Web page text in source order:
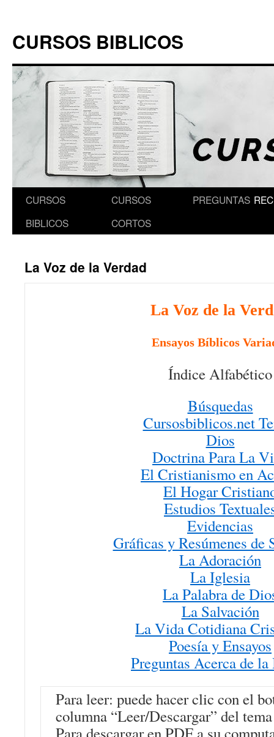
content
CURSOS BIBLICOS
CURSOS
BIBLICOS
CURSOS
CORTOS
PREGUNTAS
La Voz de la Verdad
La Voz de la
Ensayos Bíblicos
Índice Alfabético
Búsquedas
Cursosbiblicos.net
Dios
Doctrina Para La
El Cristianismo en
El Hogar
Estudios
Evidencias
Gráficas y Resúmenes de
La Adoración
La Iglesia
La Palabra de
La Salvación
La Vida Cotidiana
Poesía y Ensayos
Preguntas Acerca de
Para leer: puede hacer clic con el
columna “Leer/Descargar” del